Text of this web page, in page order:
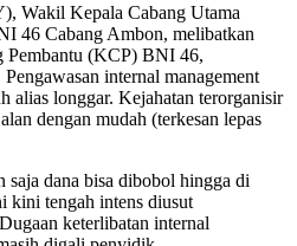
Wakil Kepala Cabang Utama
46 Cabang Ambon, melibatkan
Pembantu (KCP) BNI 46,
internal management
alias longgar. Kejahatan terorganisir
dengan mudah (terkesan lepas
dana bisa dibobol hingga di
kini tengah intens diusut
keterlibatan internal